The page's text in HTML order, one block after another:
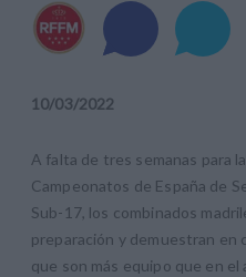
10/03/2022
A falta de tres semanas para
Campeonatos de España de
Sub-17, los combinados
preparación y demuestran en
que son más equipo que en